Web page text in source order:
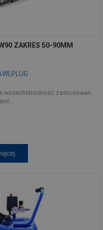
ZAKRES 50-90MM
wszechstronność zastosowań.